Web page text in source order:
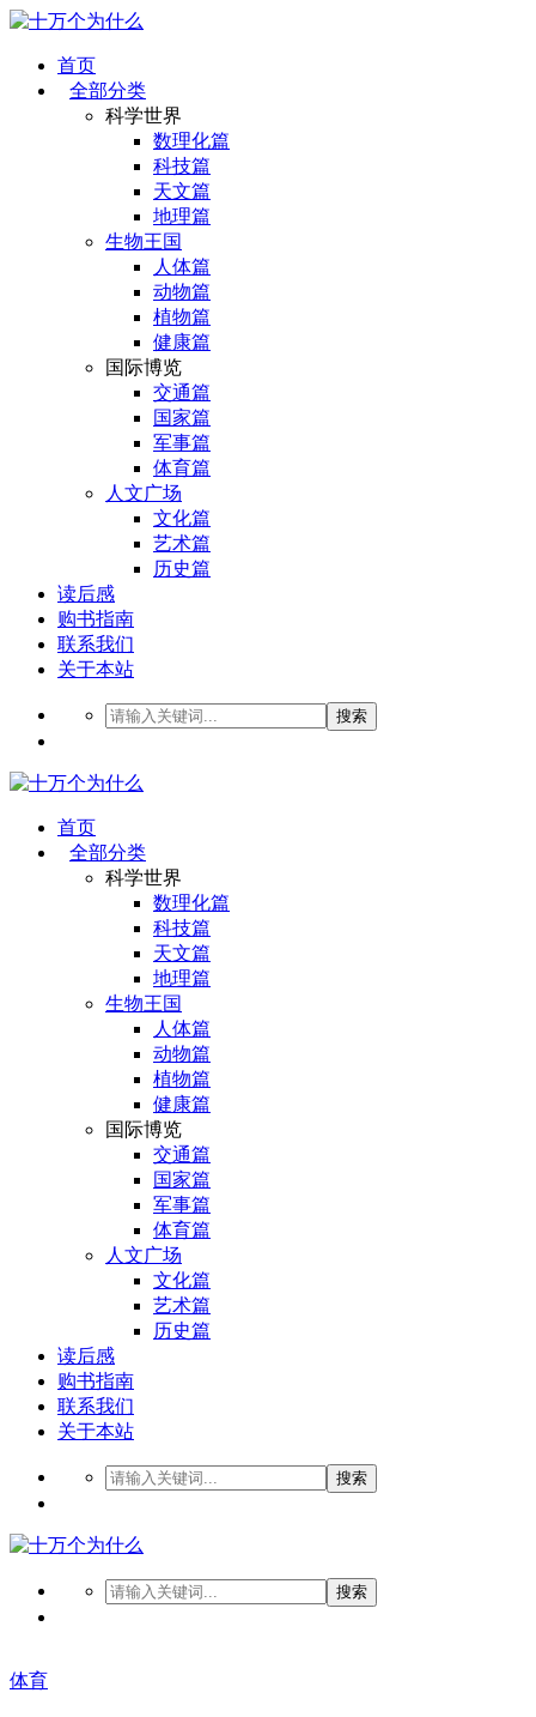
首页
全部分类
科学世界
数理化篇
科技篇
天文篇
地理篇
生物王国
人体篇
动物篇
植物篇
健康篇
国际博览
交通篇
国家篇
军事篇
体育篇
人文广场
文化篇
艺术篇
历史篇
读后感
购书指南
联系我们
关于本站
搜索
首页
全部分类
科学世界
数理化篇
科技篇
天文篇
地理篇
生物王国
人体篇
动物篇
植物篇
健康篇
国际博览
交通篇
国家篇
军事篇
体育篇
人文广场
文化篇
艺术篇
历史篇
读后感
购书指南
联系我们
关于本站
搜索
搜索
体育